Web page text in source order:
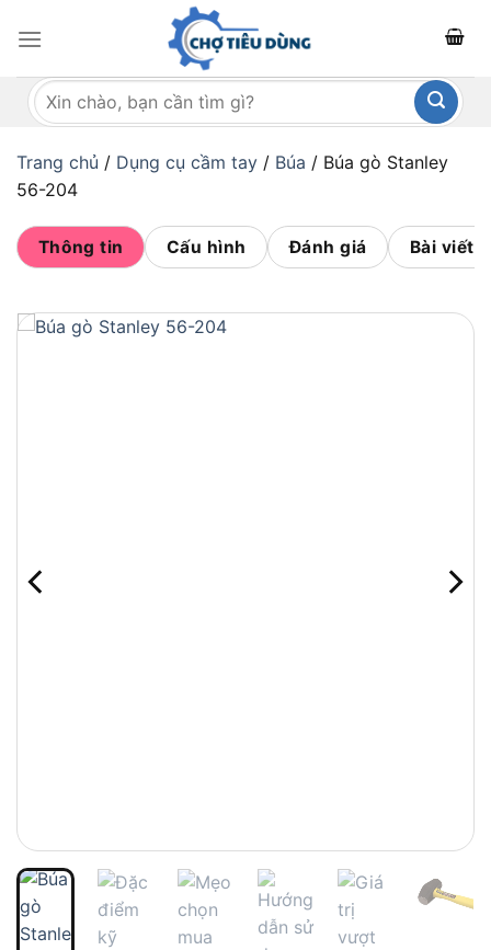
qua
dungTìm
kiếm:
Trang chủ / Dụng cụ cầm tay / Búa / Búa gò Stanley
56-204
Thông tin Cấu hình Đánh giá Bài viết